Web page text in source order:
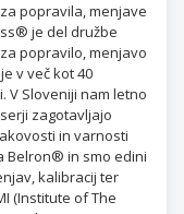
popravila, menjave
je del družbe
popravilo, menjavo
v več kot 40
V Sloveniji nam letno
zagotavljajo
in varnosti
Belron® in smo edini
kalibracij ter
(Institute of The